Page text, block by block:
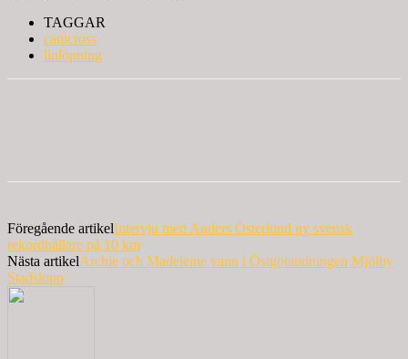
TAGGAR
canicross
linlöpning
Föregående artikelIntervju med Anders Österlund ny svensk
rekordhållare på 10 km
Nästa artikelArchie och Madeleine vann i Östgötatidningen Mjölby
Stadslopp